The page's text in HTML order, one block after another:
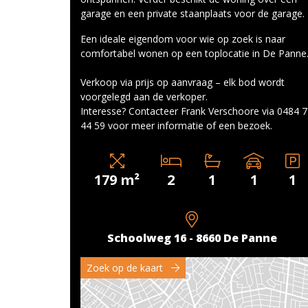
garage en een private staanplaats voor de garage.
Een ideale eigendom voor wie op zoek is naar
comfortabel wonen op een toplocatie in De Panne.
Verkoop via prijs op aanvraag – elk bod wordt
voorgelegd aan de verkoper.
Interesse? Contacteer Frank Verschoore via 0484
44 59 voor meer informatie of een bezoek.
179 m² 2 1 1 1
Schoolweg 16 - 8660 De Panne
Zoek op de kaart